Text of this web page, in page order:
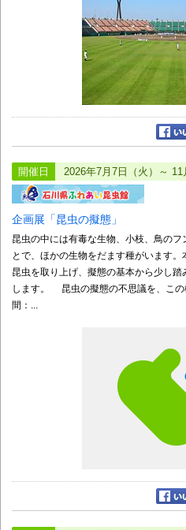
開催日 2026年7月7日（火）～ 11
企画展「昆虫の擬態」
昆虫の中には有毒な生物、小枝、鳥の
とで、ほかの生物をだます種がいます
昆虫を取り上げ、擬態の基本から少し
します。 昆虫の擬態の不思議を、この
間：...